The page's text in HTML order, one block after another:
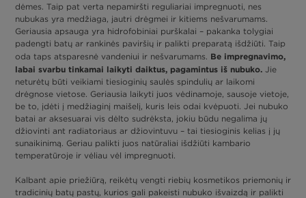
dėmes. Taip pat verta nepamiršti reguliariai impregnuoti, nes
nubukas yra medžiaga, jautri drėgmei ir kitiems nešvarumams.
Geriausia apsauga yra hidrofobiniai purškalai – pakanka tolygiai
padengti batų ar rankinės paviršių ir palikti preparatą išdžiūti. Taip
oda taps atsparesnė vandeniui ir nešvarumams. Be impregnavimo,
labai svarbu tinkamai laikyti daiktus, pagamintus iš nubuko. Jie
neturėtų būti veikiami tiesioginių saulės spindulių ar laikomi
drėgnose vietose. Geriausia laikyti juos vėdinamoje, sausoje vietoje,
be to, įdėti į medžiaginį maišelį, kuris leis odai kvėpuoti. Jei nubuko
batai ar aksesuarai vis dėlto sudrėksta, jokiu būdu negalima jų
džiovinti ant radiatoriaus ar džiovintuvu – tai tiesioginis kelias į jų
sunaikinimą. Geriau palikti juos natūraliai išdžiūti kambario
temperatūroje ir vėliau vėl impregnuoti.
Kalbant apie priežiūrą, reikėtų vengti riebių kosmetikos priemonių ir
tradicinių batų pastų, kurios gali pakeisti nubuko išvaizdą ir palikti